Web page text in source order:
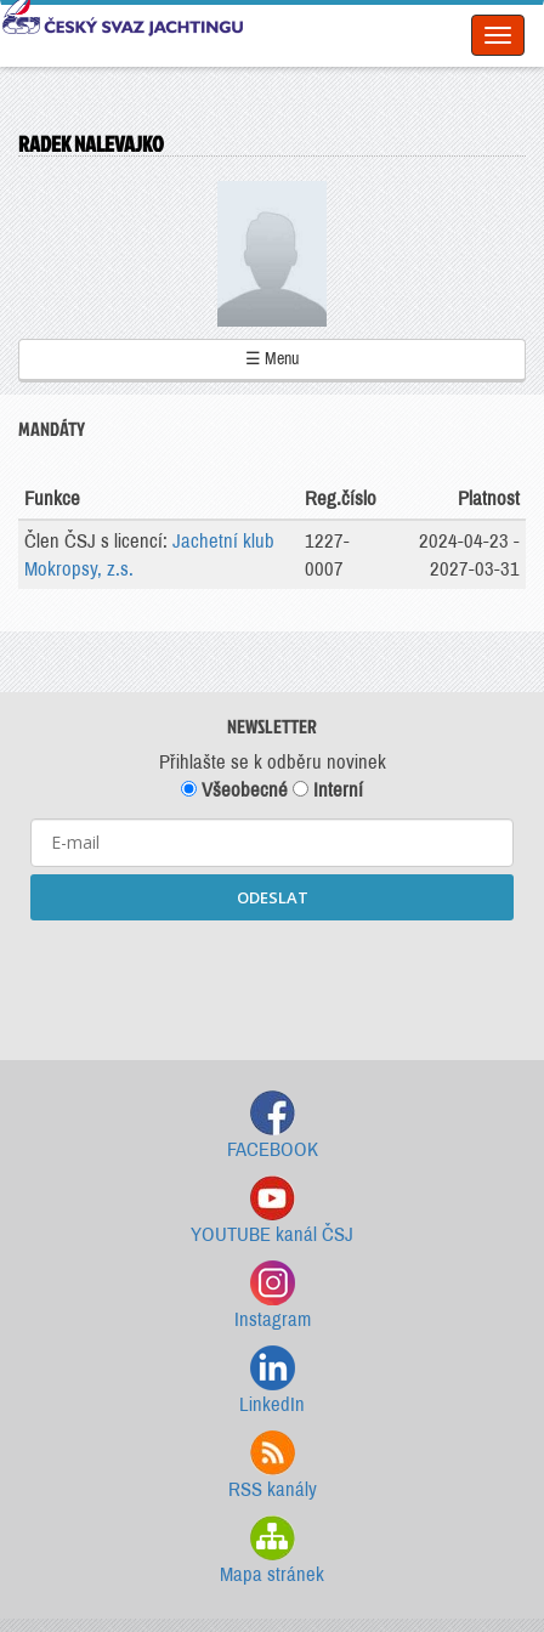
RADEK NALEVAJKO
☰ Menu
MANDÁTY
Funkce Reg.číslo Platnost
Člen ČSJ s licencí: Jachetní klub
Mokropsy, z.s.
1227-
0007
2024-04-23 -
2027-03-31
NEWSLETTER
Přihlašte se k odběru novinek
Všeobecné
Interní
ODESLAT
FACEBOOK
YOUTUBE kanál ČSJ
Instagram
LinkedIn
RSS kanály
Mapa stránek